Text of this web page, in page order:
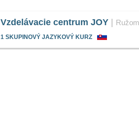
Vzdelávacie centrum JOY
1 SKUPINOVÝ JAZYKOVÝ KURZ